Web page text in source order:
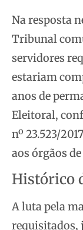
Na resposta
Tribunal
servidores
estariam
anos de
Eleitoral,
nº 23.523/
aos órgãos
Histórico
A luta pela
requisitados,